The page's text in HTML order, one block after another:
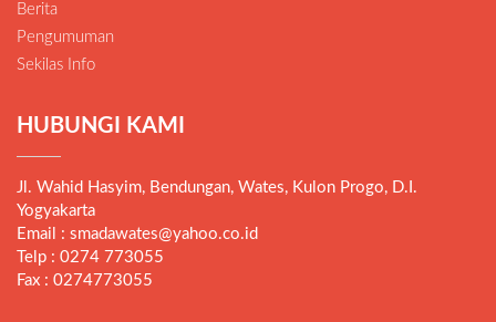
Berita
Pengumuman
Sekilas Info
HUBUNGI KAMI
Jl. Wahid Hasyim, Bendungan, Wates, Kulon Progo, D.I.
Yogyakarta
Email : smadawates@yahoo.co.id
Telp : 0274 773055
Fax : 0274773055